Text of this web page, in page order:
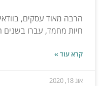
הרבה מאוד עסקים,
חיות מחמד, עברו בשנים
קרא עוד »
אוג 18, 2020